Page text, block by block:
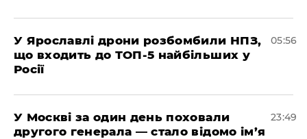
У Ярославлі дрони розбомбили НПЗ,
що входить до ТОП-5 найбільших у
Росії
05:56
​У Москві за один день поховали
другого генерала — стало відомо ім’я
23:49